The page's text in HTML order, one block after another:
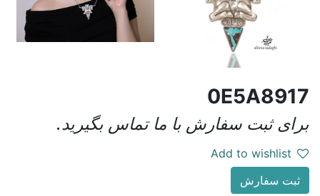
0E5A8917
برای ثبت سفارش با ما تماس بگیرید.
Add to wishlist
ثبت سفارش